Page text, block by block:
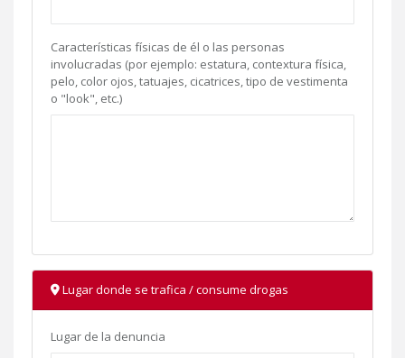
Características físicas de él o las personas
involucradas (por ejemplo: estatura, contextura física,
pelo, color ojos, tatuajes, cicatrices, tipo de vestimenta
o "look", etc.)
Lugar donde se trafica / consume drogas
Lugar de la denuncia